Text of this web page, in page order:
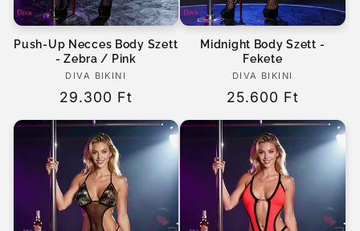
Push-Up Necces Body Szett
- Zebra / Pink
Forgalmazó:
DIVA BIKINI
Normál
ár
29.300 Ft
Midnight Body Szett -
Fekete
Forgalmazó:
DIVA BIKINI
Normál
ár
25.600 Ft